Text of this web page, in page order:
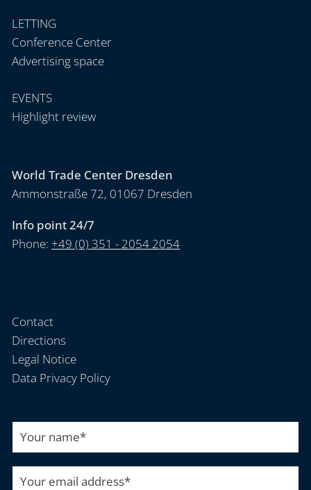
LETTING
Conference Center
Advertising space
EVENTS
Highlight review
World Trade Center Dresden
Ammonstraße 72, 01067 Dresden
Info point 24/7
Phone: +49 (0) 351 - 2054 2054
Contact
Directions
Legal Notice
Data Privacy Policy
Your name*
Your email address*